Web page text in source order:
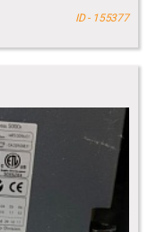
ID - 155377